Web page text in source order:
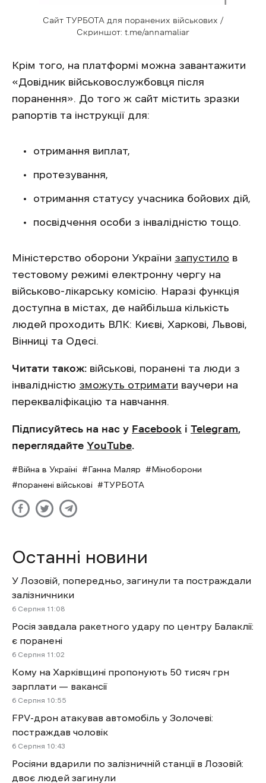
Сайт ТУРБОТА для поранених військових /
Скриншот: t.me/annamaliar
Крім того, на платформі можна завантажити
«Довідник військовослужбовця після
поранення». До того ж сайт містить зразки
рапортів та інструкції для:
отримання виплат,
протезування,
отримання статусу учасника бойових дій,
посвідчення особи з інвалідністю тощо.
Міністерство оборони України запустило в
тестовому режимі електронну чергу на
військово-лікарську комісію. Наразі функція
доступна в містах, де найбільша кількість
людей проходить ВЛК: Києві, Харкові, Львові,
Вінниці та Одесі.
Читати також: військові, поранені та люди з
інвалідністю зможуть отримати ваучери на
перекваліфікацію та навчання.
Підписуйтесь на нас у Facebook і Telegram,
переглядайте YouTube.
Війна в Україні Ганна Маляр
Міноборони
поранені військові
ТУРБОТА
Останні новини
У Лозовій, попередньо, загинули та постраждали
залізничники
6 Cерпня 11:08
Росія завдала ракетного удару по центру Балаклії:
є поранені
6 Cерпня 11:02
Кому на Харківщині пропонують 50 тисяч грн
зарплати — вакансії
6 Cерпня 10:55
FPV-дрон атакував автомобіль у Золочеві:
постраждав чоловік
6 Cерпня 10:43
Росіяни вдарили по залізничній станції в Лозовій:
двоє людей загинули